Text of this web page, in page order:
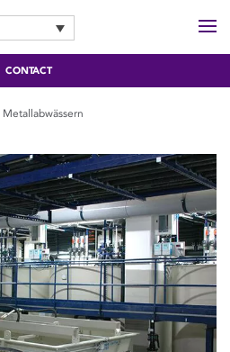
CONTACT
Metallabwässern